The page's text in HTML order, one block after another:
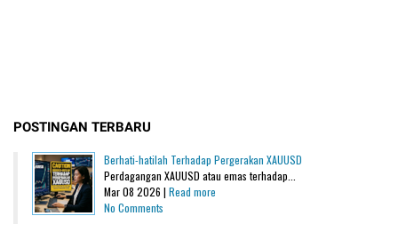
POSTINGAN TERBARU
Berhati-hatilah Terhadap Pergerakan XAUUSD
Perdagangan XAUUSD atau emas terhadap...
Mar 08 2026 | Read more
No Comments